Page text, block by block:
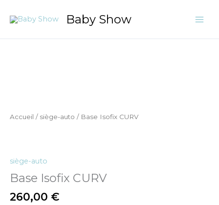
Baby Show
Accueil / siège-auto / Base Isofix CURV
siège-auto
Base Isofix CURV
260,00 €